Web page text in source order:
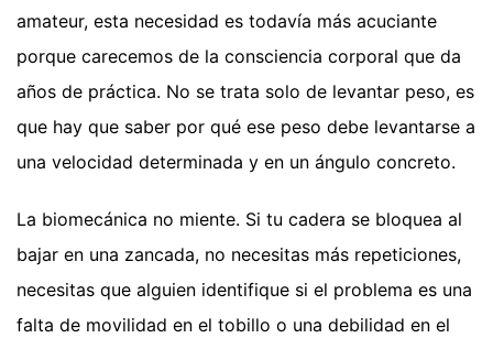
amateur, esta necesidad es todavía más acuciante
porque carecemos de la consciencia corporal que da
años de práctica. No se trata solo de levantar peso, es
que hay que saber por qué ese peso debe levantarse a
una velocidad determinada y en un ángulo concreto.
La biomecánica no miente. Si tu cadera se bloquea al
bajar en una zancada, no necesitas más repeticiones,
necesitas que alguien identifique si el problema es una
falta de movilidad en el tobillo o una debilidad en el